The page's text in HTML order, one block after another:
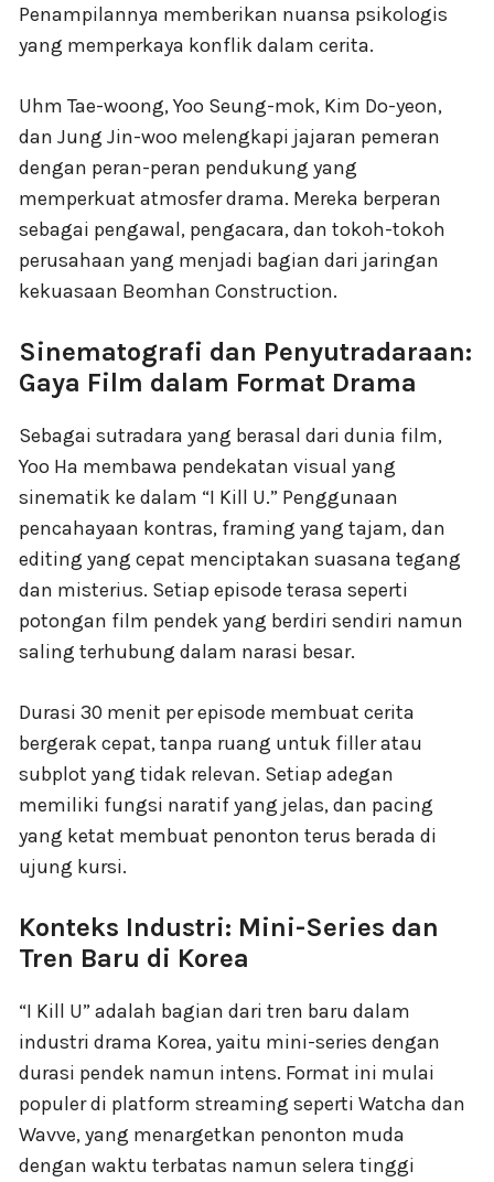
Penampilannya memberikan nuansa psikologis
yang memperkaya konflik dalam cerita.
Uhm Tae-woong, Yoo Seung-mok, Kim Do-yeon,
dan Jung Jin-woo melengkapi jajaran pemeran
dengan peran-peran pendukung yang
memperkuat atmosfer drama. Mereka berperan
sebagai pengawal, pengacara, dan tokoh-tokoh
perusahaan yang menjadi bagian dari jaringan
kekuasaan Beomhan Construction.
Sinematografi dan Penyutradaraan:
Gaya Film dalam Format Drama
Sebagai sutradara yang berasal dari dunia film,
Yoo Ha membawa pendekatan visual yang
sinematik ke dalam “I Kill U.” Penggunaan
pencahayaan kontras, framing yang tajam, dan
editing yang cepat menciptakan suasana tegang
dan misterius. Setiap episode terasa seperti
potongan film pendek yang berdiri sendiri namun
saling terhubung dalam narasi besar.
Durasi 30 menit per episode membuat cerita
bergerak cepat, tanpa ruang untuk filler atau
subplot yang tidak relevan. Setiap adegan
memiliki fungsi naratif yang jelas, dan pacing
yang ketat membuat penonton terus berada di
ujung kursi.
Konteks Industri: Mini-Series dan
Tren Baru di Korea
“I Kill U” adalah bagian dari tren baru dalam
industri drama Korea, yaitu mini-series dengan
durasi pendek namun intens. Format ini mulai
populer di platform streaming seperti Watcha dan
Wavve, yang menargetkan penonton muda
dengan waktu terbatas namun selera tinggi